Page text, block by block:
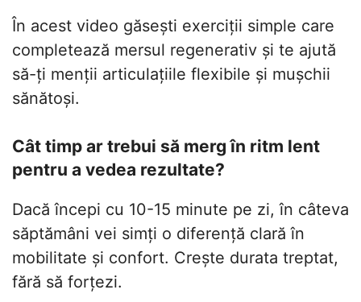
În acest video găsești exerciții simple care
completează mersul regenerativ și te ajută
să-ți menții articulațiile flexibile și mușchii
sănătoși.
Cât timp ar trebui să merg în ritm lent
pentru a vedea rezultate?
Dacă începi cu 10-15 minute pe zi, în câteva
săptămâni vei simți o diferență clară în
mobilitate și confort. Crește durata treptat,
fără să forțezi.